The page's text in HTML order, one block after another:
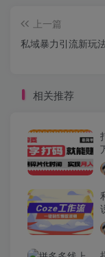
上一篇
私域暴力引流新玩
相关推荐